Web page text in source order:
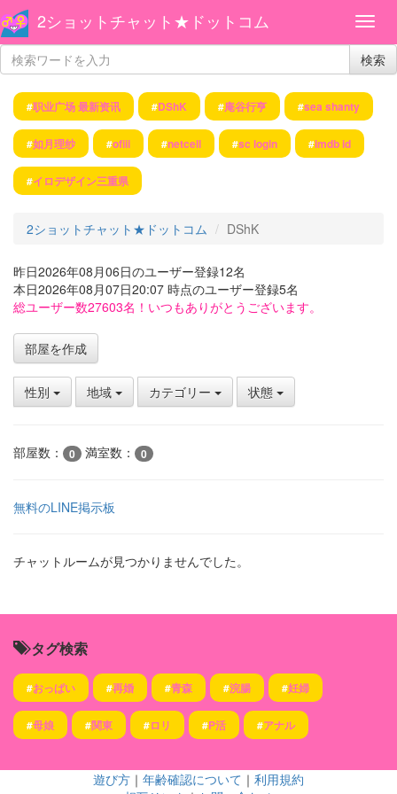
2ショットチャット★ドットコム
検索
#职业广场 最新资讯 #DShK #庵谷行亨 #sea shanty
#如月理纱 #ofiii #netcell #sc login #imdb id
#イロデザイン三重県
2ショットチャット★ドットコム DShK
昨日2026年08月06日のユーザー登録12名
本日2026年08月07日20:07 時点のユーザー登録5名
総ユーザー数27603名！いつもありがとうございます。
部屋を作成
性別 地域 カテゴリー 状態
部屋数： 0 満室数： 0
無料のLINE掲示板
チャットルームが見つかりませんでした。
タグ検索
#おっぱい #再婚 #青森 #浣腸 #妊婦
#母娘 #関東 #ロリ #P活 #アナル
遊び方 ｜ 年齢確認について ｜ 利用規約